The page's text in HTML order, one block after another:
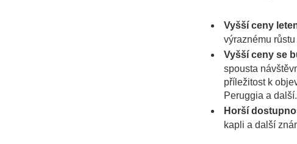
Vyšší ceny
výraznému
Vyšší ceny se
spousta
příležitost k
Peruggia a další.
Horší
kapli a další